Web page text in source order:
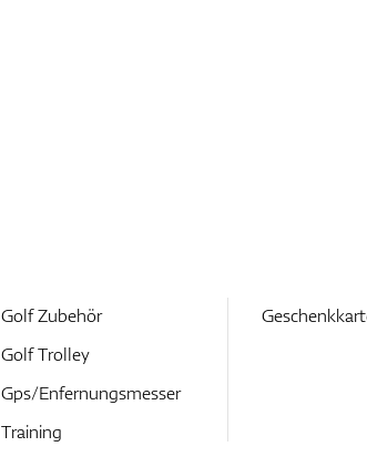
Golf Zubehör
Golf Trolley
Gps/Enfernungsmesser
Training